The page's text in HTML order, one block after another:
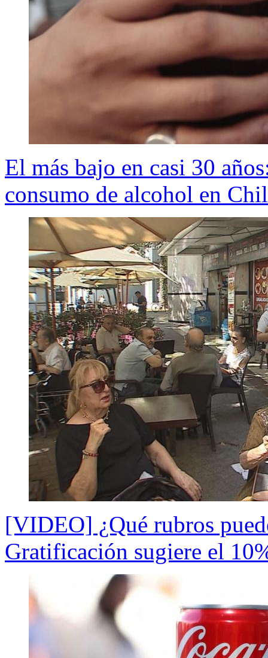
El más bajo en casi 30
consumo de alcohol en
[VIDEO] ¿Qué rubros
Gratificación sugiere el